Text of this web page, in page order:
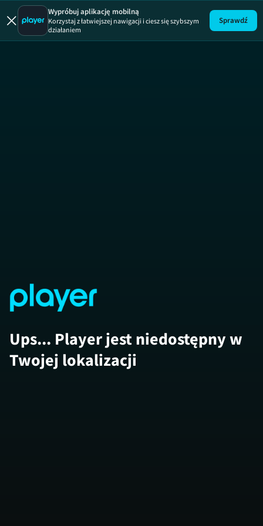
Wypróbuj aplikację mobilną
Korzystaj z łatwiejszej nawigacji i ciesz się szybszym
działaniem
Sprawdź
Ups... Player jest niedostępny w
Twojej lokalizacji